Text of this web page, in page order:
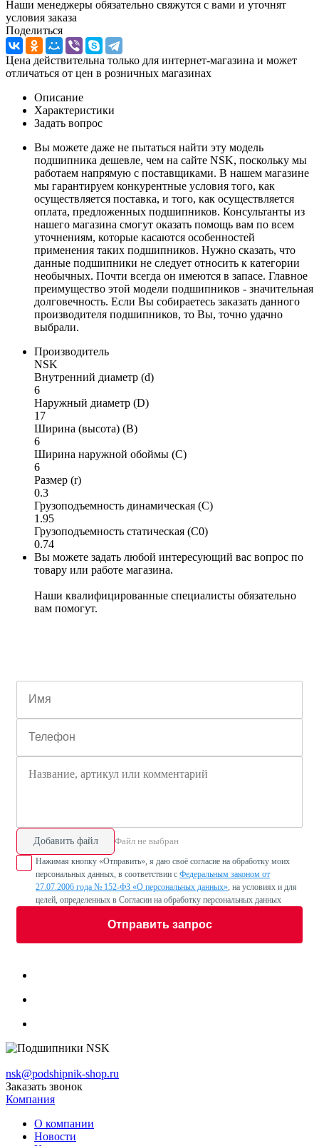
Наши менеджеры обязательно свяжутся с вами и уточнят
условия заказа
Поделиться
Цена действительна только для интернет-магазина и может
отличаться от цен в розничных магазинах
Описание
Характеристики
Задать вопрос
Вы можете даже не пытаться найти эту модель
подшипника дешевле, чем на сайте NSK, поскольку мы
работаем напрямую с поставщиками. В нашем магазине
мы гарантируем конкурентные условия того, как
осуществляется поставка, и того, как осуществляется
оплата, предложенных подшипников. Консультанты из
нашего магазина смогут оказать помощь вам по всем
уточнениям, которые касаются особенностей
применения таких подшипников. Нужно сказать, что
данные подшипники не следует относить к категории
необычных. Почти всегда он имеются в запасе. Главное
преимущество этой модели подшипников - значительная
долговечность. Если Вы собираетесь заказать данного
производителя подшипников, то Вы, точно удачно
выбрали.
Производитель
NSK
Внутренний диаметр (d)
6
Наружный диаметр (D)
17
Ширина (высота) (B)
6
Ширина наружной обоймы (C)
6
Размер (r)
0.3
Грузоподъемность динамическая (C)
1.95
Грузоподъемность статическая (C0)
0.74
Вы можете задать любой интересующий вас вопрос по
товару или работе магазина.
Наши квалифицированные специалисты обязательно
вам помогут.
Добавить файл Файл не выбран
Нажимая кнопку «Отправить», я даю своё согласие на обработку моих
персональных данных, в соответствии с Федеральным законом от
27.07.2006 года № 152-ФЗ «О персональных данных», на условиях и для
целей, определенных в Согласии на обработку персональных данных
Отправить запрос
nsk@podshipnik-shop.ru
Заказать звонок
Компания
О компании
Новости